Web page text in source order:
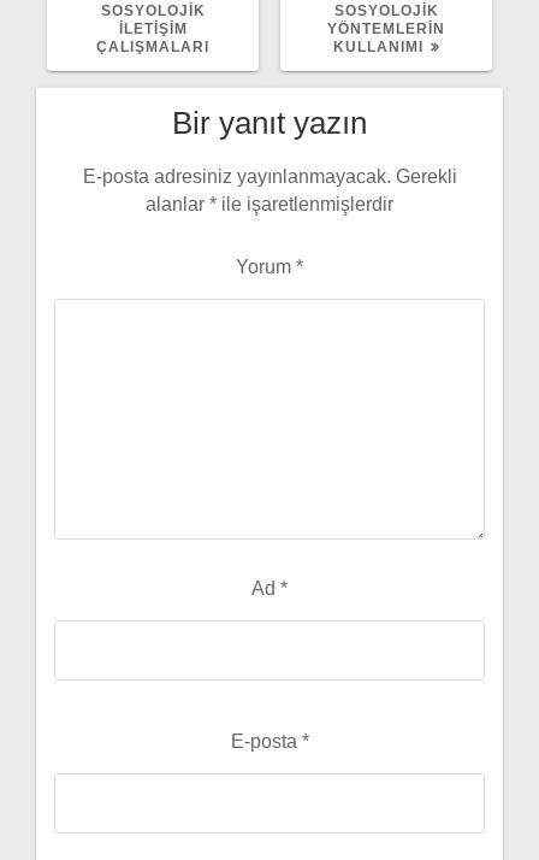
SOSYOLOJIK
İLETIŞIM
ÇALIŞMALARI
SOSYOLOJIK
YÖNTEMLERIN
KULLANIMI
Bir yanıt yazın
E-posta adresiniz yayınlanmayacak. Gerekli
alanlar * ile işaretlenmişlerdir
Yorum *
Ad *
E-posta *